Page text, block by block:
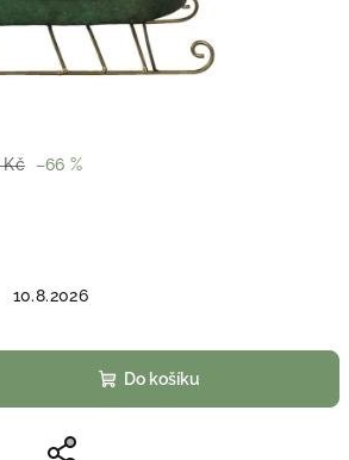
Kč –66 %
10.8.2026
Do košíku